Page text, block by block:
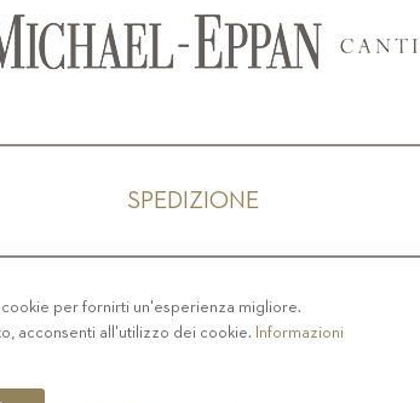
SPEDIZIONE
-COOKIE POLICY-CODICE ETICO
2019 ST.MICHAEL - EPPAN
per fornirti un'esperienza migliore.
acconsenti all'utilizzo dei cookie. Informazioni